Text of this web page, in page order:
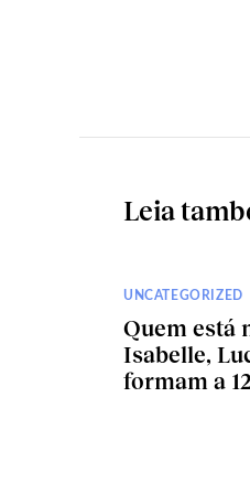
Leia
UNCATEGORIZED
Quem está
Isabelle,
formam a